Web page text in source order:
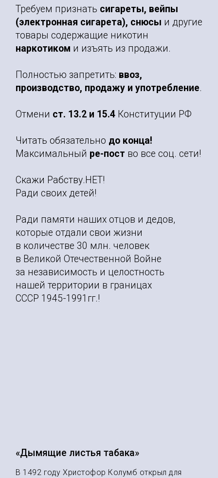
Требуем признать сигареты, вейпы
(электронная сигарета), снюсы и другие
товары содержащие никотин
наркотиком и изъять из продажи.
Полностью запретить: ввоз,
производство, продажу и употребление.
Отмени ст. 13.2 и 15.4 Конституции РФ
Читать обязательно до конца!
Максимальный ре-пост во все соц. сети!
Скажи Рабству.НЕТ!
Ради своих детей!
Ради памяти наших отцов и дедов,
которые отдали свои жизни
в количестве 30 млн. человек
в Великой Отечественной Войне
за независимость и целостность
нашей территории в границах
СССР 1945-1991гг.!
«Дымящие листья табака»
В 1492 году Христофор Колумб открыл для